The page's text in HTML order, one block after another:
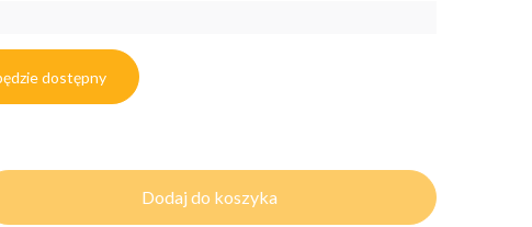
dostępny
Dodaj do koszyka